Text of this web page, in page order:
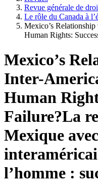
Revue générale de
Le rôle du Canada à
Mexico’s
Human Rights:
Mexico’s
Inter-
Human
Failure?La
Mexique
l’homme :